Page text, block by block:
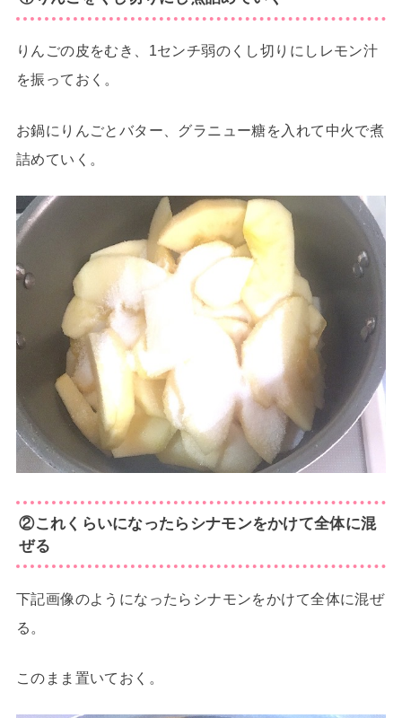
りんごの皮をむき、1センチ弱のくし切りにしレモン汁
を振っておく。
お鍋にりんごとバター、グラニュー糖を入れて中火で煮
詰めていく。
②これくらいになったらシナモンをかけて全体に混
ぜる
下記画像のようになったらシナモンをかけて全体に混ぜ
る。
このまま置いておく。